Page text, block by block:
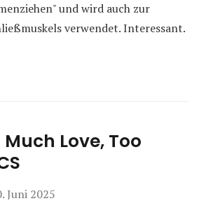
und wird auch zur
verwendet. Interessant.
Love, Too
Juni 2025